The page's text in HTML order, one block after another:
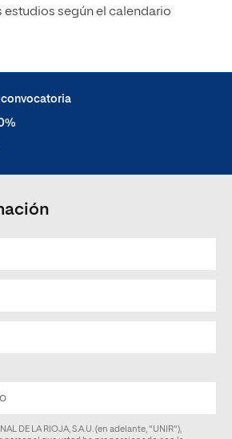
estudios según el calendario